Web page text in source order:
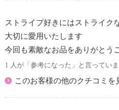
ストライプ好きにはストライク
大切に愛用いたします
今回も素敵なお品をありがとう
1 人が「参考になった」と言ってい
このお客様の他のクチコミを